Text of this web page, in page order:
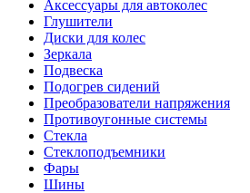
Аксессуары для автоколес
Глушители
Диски для колес
Зеркала
Подвеска
Подогрев сидений
Преобразователи напряжения
Противоугонные системы
Стекла
Стеклоподъемники
Фары
Шины